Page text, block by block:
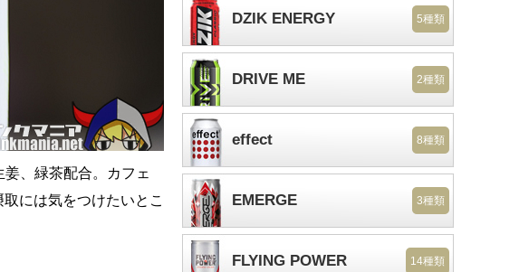
、緑茶配合。カフェ
には気をつけたいとこ
DZIK ENERGY 5種類
DRIVE ME 2種類
effect 8種類
EMERGE 3種類
FLYING POWER 14種類